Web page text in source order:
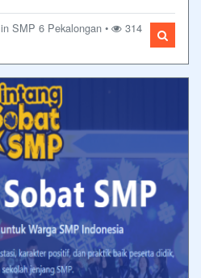
SMP 6 Pekalongan •
314